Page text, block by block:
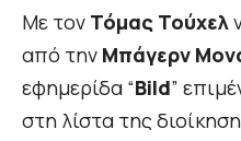
Με τον Τόμας Τούχελ
από την Μπάγερν
εφημερίδα “Bild”
στη λίστα της